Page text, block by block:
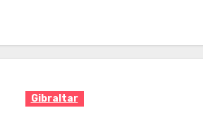
Gibraltar